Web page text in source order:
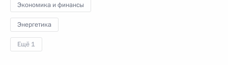
Экономика и финансы
Энергетика
Ещё 1